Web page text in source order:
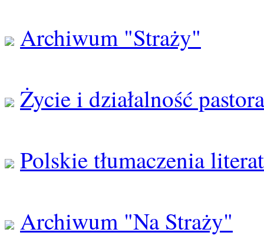
Archiwum "Straży"
Życie i działalność
Polskie tłumaczenia
Archiwum "Na Straży"